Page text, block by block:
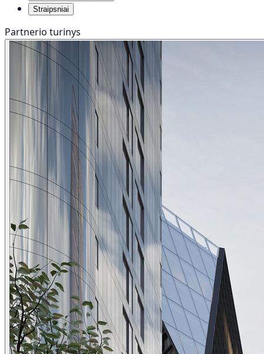
Straipsniai
Partnerio turinys